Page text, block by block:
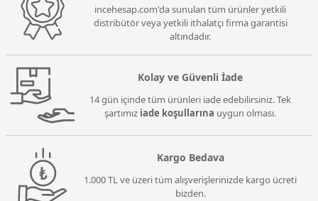
incehesap.com'da sunulan tüm ürünler yetkili
distribütör veya yetkili ithalatçı firma garantisi
altındadır.
Kolay ve Güvenli İade
14 gün içinde tüm ürünleri iade edebilirsiniz. Tek
şartımız iade koşullarına uygun olması.
Kargo Bedava
1.000 TL ve üzeri tüm alışverişlerinizde kargo ücreti
bizden.